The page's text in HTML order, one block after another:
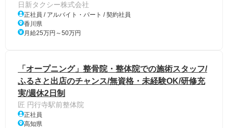
日新タクシー株式会社
正社員 / アルバイト・パート / 契約社員
香川県
月給25万円～50万円
「オープニング」整骨院・整体院での施術スタッフ/
ふるさと出店のチャンス/無資格・未経験OK/研修充
実/週休2日制
匠 円行寺駅前整体院
正社員
高知県